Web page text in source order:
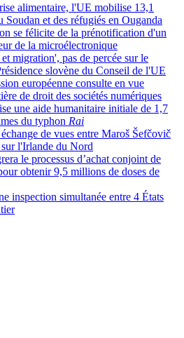
alimentaire, l'UE mobilise 13,1
et des réfugiés en Ouganda
se félicite de la prénotification d'un
de la microélectronique
migration', pas de percée sur le
slovène du Conseil de l'UE
européenne consulte en vue
de droit des sociétés numériques
une aide humanitaire initiale de 1,7
du typhon Rai
de vues entre Maroš Šefčovič
l'Irlande du Nord
le processus d’achat conjoint de
obtenir 9,5 millions de doses de
inspection simultanée entre 4 États